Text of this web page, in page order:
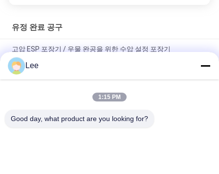
유정 완료 공구
고압 ESP 포장기 / 우물 완공을 위한 수압 설정 포장기
케이싱 합금 강철 유정 완료 공구 특히 포장업자 유압 세트 포장업
자
무쇠 다운 홀 완료는 드릴 가능 교량 마개 7"를 녹슬지 않는 싸는 도
Lee
1:15 PM
Good day, what product are you looking for?